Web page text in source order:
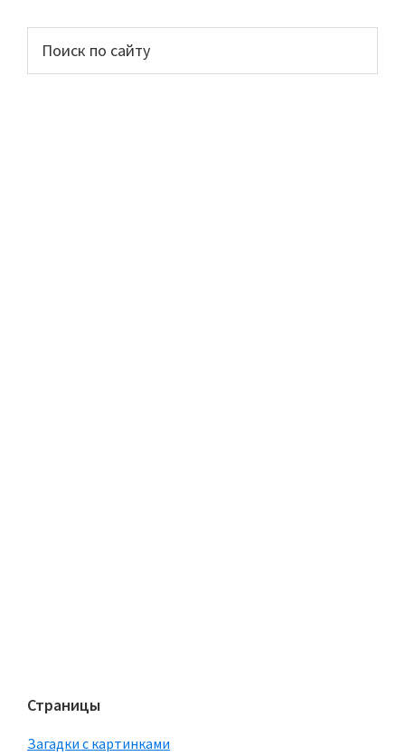
Основной
сайдбар
Страницы
Загадки с картинками